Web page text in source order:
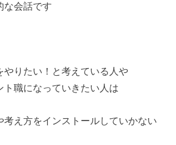
な会話です
やりたい！と考えている人や
ト職になっていきたい人は
考え方をインストールしていかない